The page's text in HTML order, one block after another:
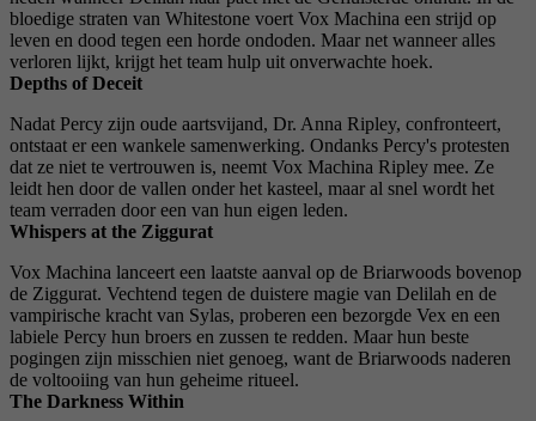
bloedige straten van Whitestone voert Vox Machina een strijd op
leven en dood tegen een horde ondoden. Maar net wanneer alles
verloren lijkt, krijgt het team hulp uit onverwachte hoek.
Depths of Deceit
Nadat Percy zijn oude aartsvijand, Dr. Anna Ripley, confronteert,
ontstaat er een wankele samenwerking. Ondanks Percy's protesten
dat ze niet te vertrouwen is, neemt Vox Machina Ripley mee. Ze
leidt hen door de vallen onder het kasteel, maar al snel wordt het
team verraden door een van hun eigen leden.
Whispers at the Ziggurat
Vox Machina lanceert een laatste aanval op de Briarwoods bovenop
de Ziggurat. Vechtend tegen de duistere magie van Delilah en de
vampirische kracht van Sylas, proberen een bezorgde Vex en een
labiele Percy hun broers en zussen te redden. Maar hun beste
pogingen zijn misschien niet genoeg, want de Briarwoods naderen
de voltooiing van hun geheime ritueel.
The Darkness Within